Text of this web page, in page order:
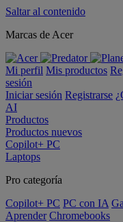
Saltar al contenido
Marcas de Acer
Mi perfil Mis productos
sesión
Iniciar sesión Registrarse
AI
Productos
Productos nuevos
Copilot+ PC
Laptops
Pro categoría
Copilot+ PC PC con IA
Aprender Chromebooks